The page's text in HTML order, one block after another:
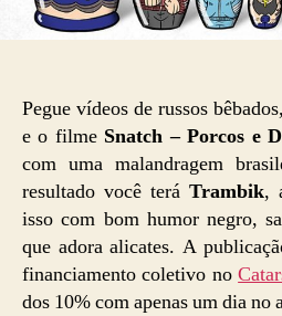
Pegue vídeos de russos
e o filme Snatch – Porcos e
com uma malandragem
resultado você terá Trambik,
isso com bom humor negro,
que adora alicates. A
financiamento coletivo no
dos 10% com apenas um dia no